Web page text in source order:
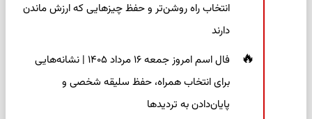
انتخاب راه روشن‌تر و حفظ چیزهایی که ارزش ماندن
دارند
فال اسم امروز جمعه ۱۶ مرداد ۱۴۰۵ | نشانه‌هایی
برای انتخاب همراه، حفظ سلیقه شخصی و
پایان‌دادن به تردیدها